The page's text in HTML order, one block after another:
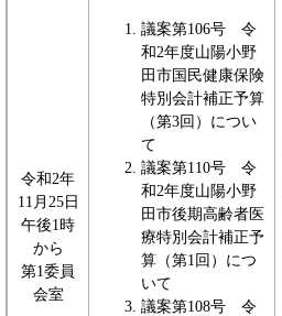
令和2年
11月25日
午後1時
から
第1委員
会室
議案第106号 令
和2年度山陽小野
田市国民健康保険
特別会計補正予算
（第3回）につい
て
議案第110号 令
和2年度山陽小野
田市後期高齢者医
療特別会計補正予
算（第1回）につ
いて
議案第108号 令